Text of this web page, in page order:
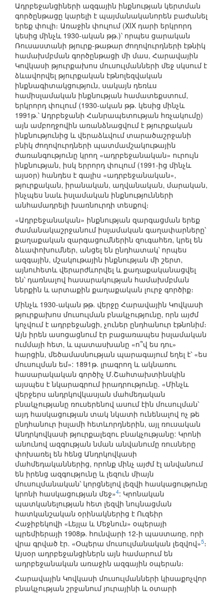
Ադրբեջանցիների ազգային ինքնության կերտման
գործընթացը կարելի է պայմանականորեն բաժանել
երեք փուլի։ Առաջին փուլում (XIX դարի երկրորդ
կեսից մինչև 1930-ական թթ.)՝ որպես ցարական
Ռուսաստանի թյուրք-թաթար ժողովուրդների էթնիկ
համախմբման գործընթացի մի մաս, Հարավային
Կովկասի թյուրքախոս մուսուլմանների մեջ սկսում է
ձևավորվել թյուրքական էթնոլեզվական
ինքնագիտակցություն, սակայն դեռևս
համիսլամական ինքնության համատեքստում,
երկրորդ փուլում (1930-ական թթ. կեսից մինչև
1991թ.՝ Ադրբեջանի Հանրապետության հռչակումը)
այն ամբողջովին առանձնացվում է թյուրքական
ինքնությունից և վերաձևվում տարածաշրջանի
բնիկ ժողովուրդների պատմամշակութային
ժառանգությունը կրող «ադրբեջանական» ուրույն
ինքնության, իսկ երրորդ փուլում (1991-ից մինչև
այսօր) հանդես է գալիս «ադրբեջանական»,
թյուրքական, իրանական, աղվանական, մարական,
ինչպես նաև իսլամական ինքնությունների
անհամադրելի խառնուրդի տեսքով։
«Ադրբեջանական» ինքնության զարգացման երեք
ժամանակաշրջանում իսլամական գաղափարները՝
քաղաքական զարգացումներին զուգահեռ, կրել են
ձևափոխումներ, անցել են ընդհատակ՝ որպես
ազգային, մշակութային ինքնության մի շերտ,
այնուհետև վերարժևորվել և քաղաքականացվել
են՝ դառնալով հասարակության համախմբման
ներքին և արտաքին քաղաքական լուրջ գործիք։
Մինչև 1930-ական թթ. վերջը Հարավային Կովկասի
թյուրքախոս մուսուլման բնակչությունը, որն այժմ
կոչվում է ադրբեջանցի, չուներ ընդհանուր էթնոնիմ։
Այն իրեն ասոցացնում էր բացառապես իսլամական
ումմայի հետ, և պատասխանը «ո՞վ ես դու»
հարցին, մեծամասնության պարագայում եղել է՝ «ես
մուսուլման եմ»: 1891թ. լրագրող և ակնառու
հասարակական գործիչ Մ.Շահտախտինսկին
այսպես է նկարագրում իրադրությունը. «Մինչև
վերջերս անդրկովկասյան մահմեդական
բնակչությանը ռուսերենով ասում էին մուսուլման՝
այդ հասկացության տակ նկատի ունենալով ոչ թե
ընդհանուր իսլամի հետևորդներին, այլ ռուսական
Անդրկովկասի թյուրքալեզու բնակչությանը: Կրոնի
անունով ազգության նման անվանումը ռուսները
փոխառել են հենց Անդրկովկասի
մահմեդականներից, որոնք մինչ այժմ էլ անվանում
են իրենց ազգությունը և լեզուն միայն
մուսուլմանական՝ կորցնելով լեզվի հասկացությունը
կրոնի հասկացության մեջ»4: Կրոնական
պատկանելության հետ լեզվի նույնացման
հատկանշական օրինակներից է Ուզեիր
Հաջիբեկովի «Լեյլա և Մեջնուն» օպերայի
պրեմիերայի 1908թ. հունվարի 12-ի պաստառը, որի
վրա գրված էր. «Օպերա մուսուլմանական լեզվով»5։
Այսօր ադրբեջանցիներն այն համարում են
ադրբեջանական առաջին ազգային օպերան։
Հարավային Կովկասի մուսուլմանների կիսաքոչվոր
բնակչության շրջանում յուրայինի և օտարի